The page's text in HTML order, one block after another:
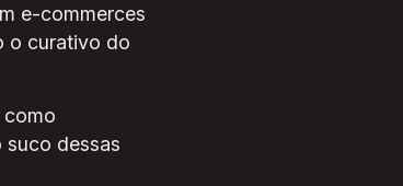
e-commerces
o curativo do
dessas